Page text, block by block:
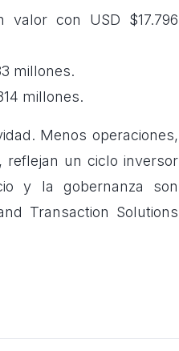
con USD $17.796
millones.
millones.
Menos operaciones,
reflejan un ciclo inversor
y la gobernanza son
Transaction Solutions